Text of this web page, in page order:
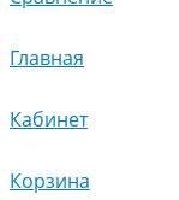
Главная
Кабинет
Корзина